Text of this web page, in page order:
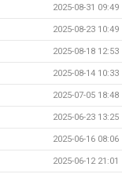
2025-08-31 09:49
2025-08-23 10:49
2025-08-18 12:53
2025-08-14 10:33
2025-07-05 18:48
2025-06-23 13:25
2025-06-16 08:06
2025-06-12 21:01